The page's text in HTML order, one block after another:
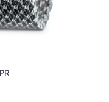
PR